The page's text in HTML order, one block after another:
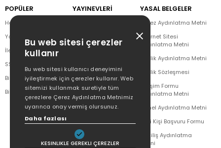
POPÜLER
Hakkımızda
Yazar Listesi
İletişim
SSS
Bizden Haberler
Bilgi Toplumu Hizmetleri
YAYINEVLERİ
Doğan Novus
Dex Kitap
Doğan Çocuk
YASAL BELGELER
Çerez Aydınlatma Metni
İnternet Sitesi
Aydınlatma Metni
Üyelik Aydınlatma Metni
Üyelik Sözleşmesi
İletişim Formu
Aydınlatma Metni
Genel Aydınlatma Metni
İlgili Kişi Başvuru Formu
Çekiliş Aydınlatma
Metni
Bu web sitesi çerezler
kullanır
Bu web sitesi kullanıcı deneyimini
iyileştirmek için çerezler kullanır. Web
sitemizi kullanmak suretiyle tüm
çerezlere Çerez Aydınlatma Metnimiz
uyarınca onay vermiş olursunuz.
Daha fazlası
KESINLIKLE GEREKLI ÇEREZLER